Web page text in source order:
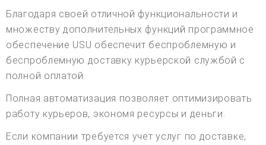
Благодаря своей отличной функциональности и
множеству дополнительных функций программное
обеспечение USU обеспечит беспроблемную и
беспроблемную доставку курьерской службой с
полной оплатой.
Полная автоматизация позволяет оптимизировать
работу курьеров, экономя ресурсы и деньги.
Если компании требуется учет услуг по доставке,